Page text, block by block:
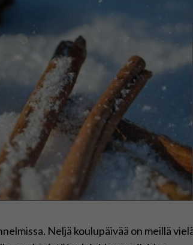
Neljä koulupäivää on meillä